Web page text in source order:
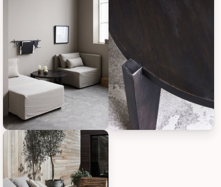
House Doctor Couchtisch Bali, Bild 5